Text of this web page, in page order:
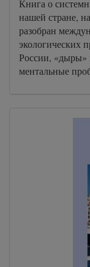
Книга о
нашей стране,
разобран
экологических
России, «дыры»
ментальные